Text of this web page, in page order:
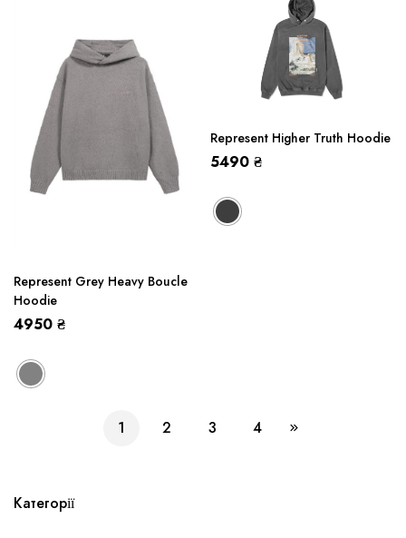
Категорії
Represent Grey Heavy Boucle
Hoodie
4950 ₴
Represent Higher Truth Hoodie
5490 ₴
1 2 3 4